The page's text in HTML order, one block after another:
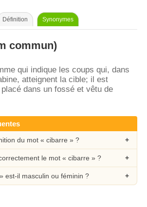
Définition Synonymes
commun)
qui indique les coups qui, dans
atteignent la cible; il est
dans un fossé et vêtu de
du mot « cibarre » ?
le mot « cibarre » ?
est-il masculin ou féminin ?